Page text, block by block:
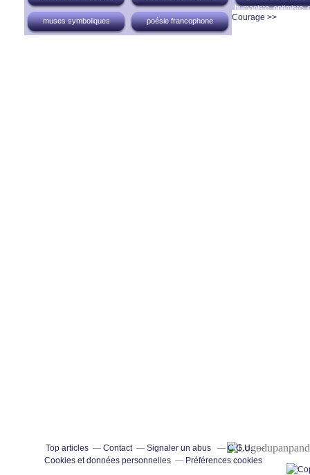
humaniste, optimiste,
muses symboliques
poésie francophone Courage >>
Top articles Contact Signaler un abus
C.G.U.
Cookies et données personnelles
Préférences cookies